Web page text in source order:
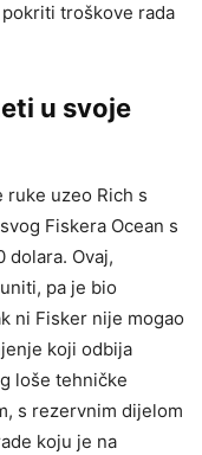
troškove rada
u svoje
uzeo Rich s
Fiskera Ocean s
dolara. Ovaj,
pa je bio
ni Fisker nije mogao
koji odbija
loše tehničke
s rezervnim dijelom
koju je na